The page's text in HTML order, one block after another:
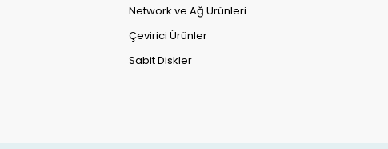
Network ve Ağ Ürünleri
Çevirici Ürünler
Sabit Diskler